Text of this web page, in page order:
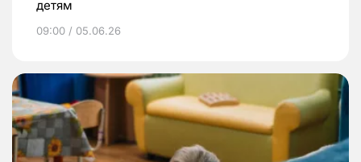
детям
09:00 / 05.06.26